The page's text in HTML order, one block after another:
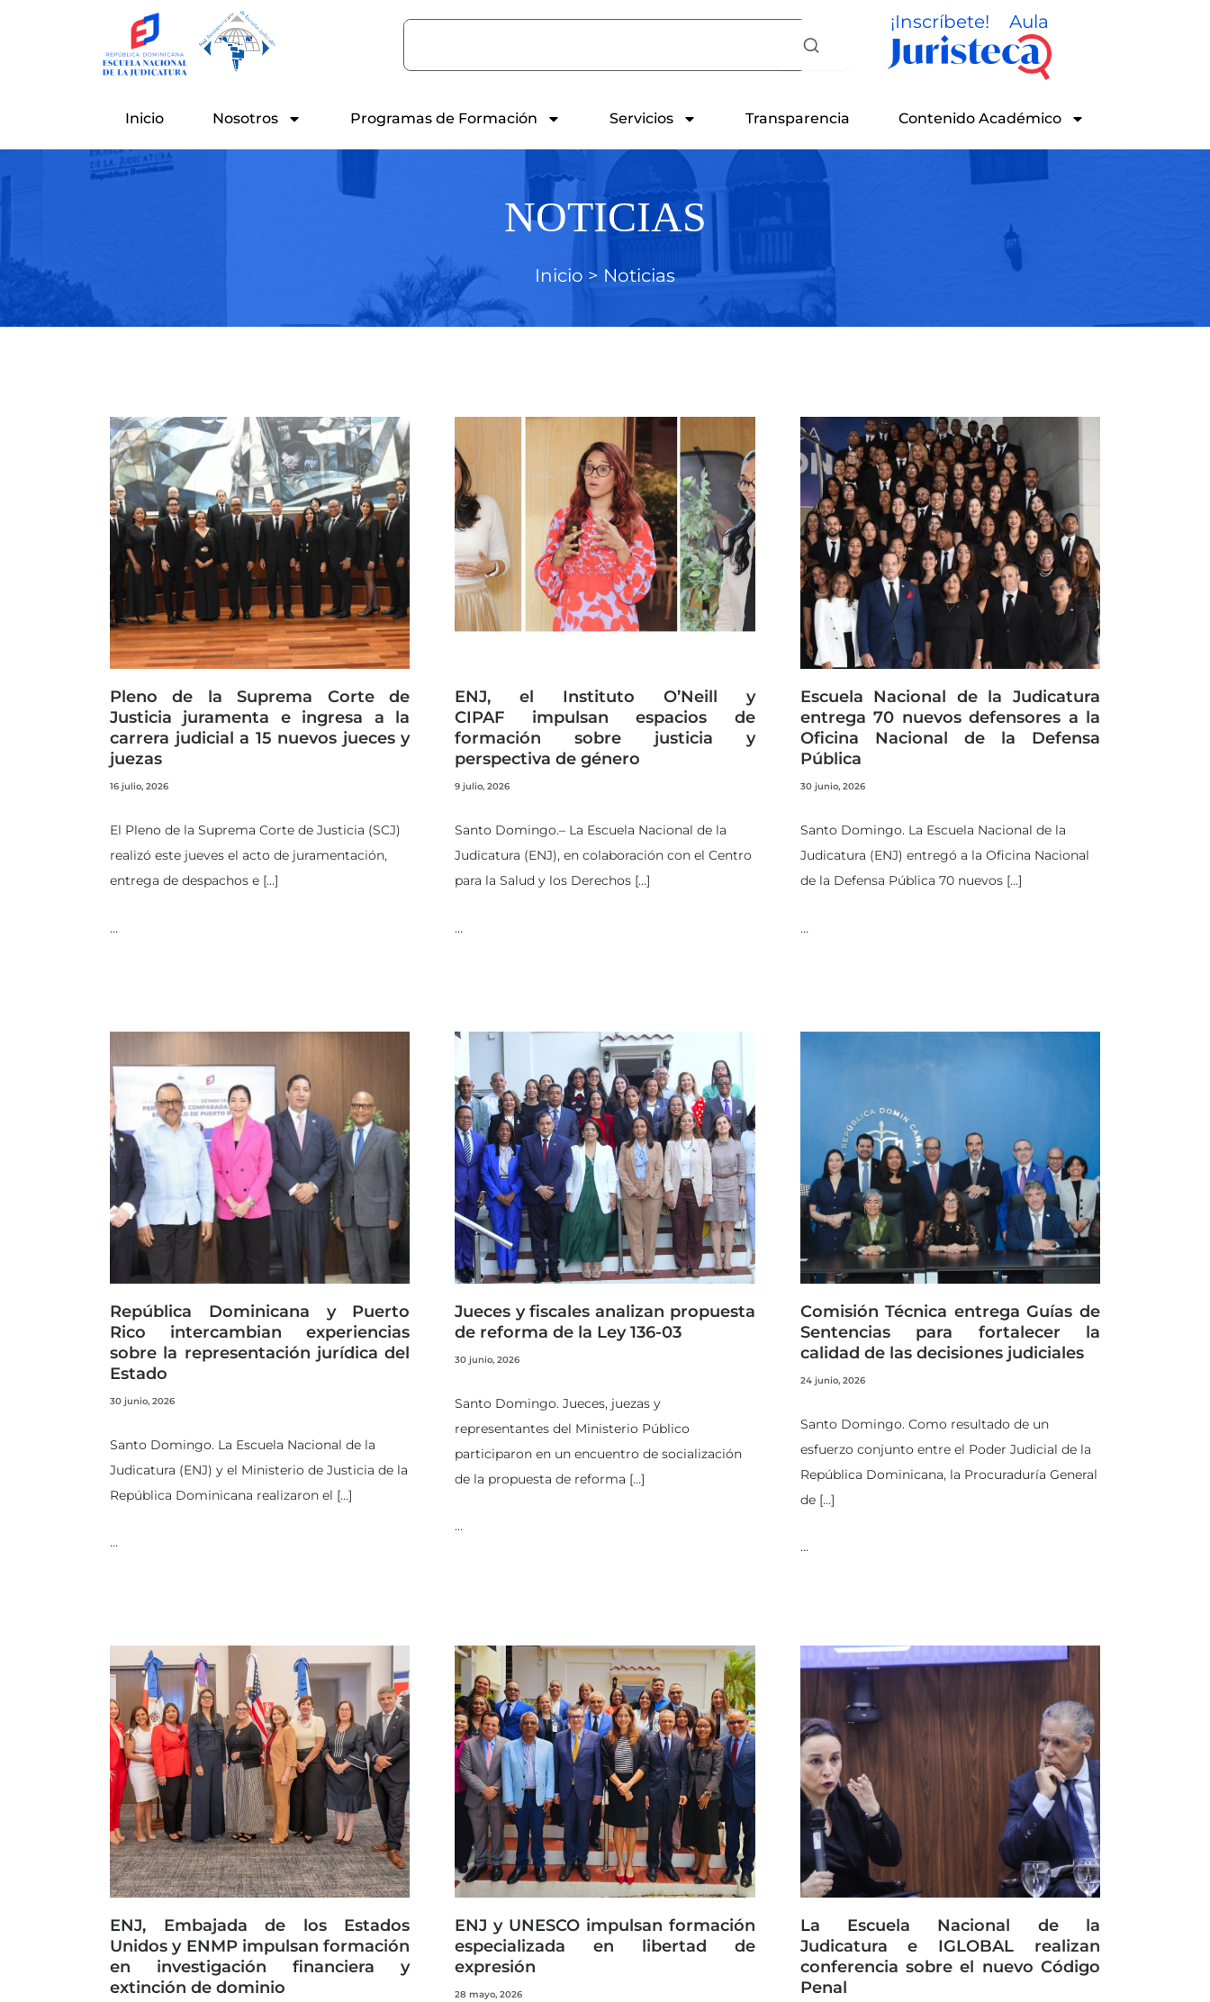
Search ¡Inscríbete! Aula
Inicio Nosotros Programas de Formación Servicios Transparencia Contenido Académico
NOTICIAS
Inicio > Noticias
Pleno de la Suprema Corte de
Justicia juramenta e ingresa a la
carrera judicial a 15 nuevos jueces y
juezas
16 julio, 2026
El Pleno de la Suprema Corte de Justicia (SCJ)
realizó este jueves el acto de juramentación,
entrega de despachos e […]
…
ENJ, el Instituto O’Neill y
CIPAF impulsan espacios de
formación sobre justicia y
perspectiva de género
9 julio, 2026
Santo Domingo.– La Escuela Nacional de la
Judicatura (ENJ), en colaboración con el Centro
para la Salud y los Derechos […]
…
Escuela Nacional de la Judicatura
entrega 70 nuevos defensores a la
Oficina Nacional de la Defensa
Pública
30 junio, 2026
Santo Domingo. La Escuela Nacional de la
Judicatura (ENJ) entregó a la Oficina Nacional
de la Defensa Pública 70 nuevos […]
…
República Dominicana y Puerto
Rico intercambian experiencias
sobre la representación jurídica del
Estado
30 junio, 2026
Santo Domingo. La Escuela Nacional de la
Judicatura (ENJ) y el Ministerio de Justicia de la
República Dominicana realizaron el […]
…
Jueces y fiscales analizan propuesta
de reforma de la Ley 136-03
30 junio, 2026
Santo Domingo. Jueces, juezas y
representantes del Ministerio Público
participaron en un encuentro de socialización
de la propuesta de reforma […]
…
Comisión Técnica entrega Guías de
Sentencias para fortalecer la
calidad de las decisiones judiciales
24 junio, 2026
Santo Domingo. Como resultado de un
esfuerzo conjunto entre el Poder Judicial de la
República Dominicana, la Procuraduría General
de […]
…
ENJ, Embajada de los Estados
Unidos y ENMP impulsan formación
en investigación financiera y
extinción de dominio
ENJ y UNESCO impulsan formación
especializada en libertad de
expresión
28 mayo, 2026
La Escuela Nacional de la
Judicatura e IGLOBAL realizan
conferencia sobre el nuevo Código
Penal
PagePagePagePagePage